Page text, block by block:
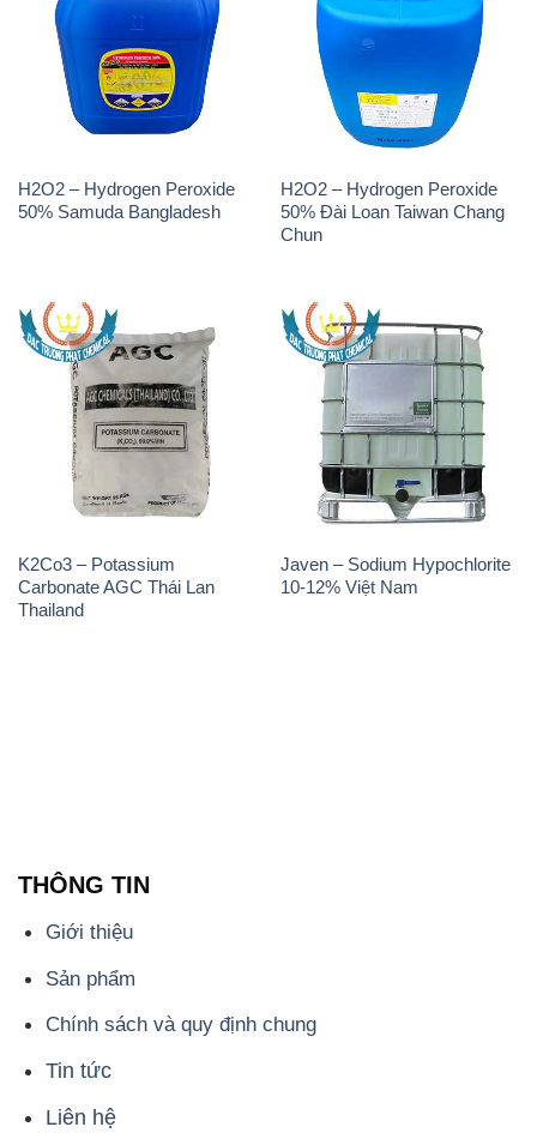
H2O2 – Hydrogen Peroxide
50% Samuda Bangladesh
H2O2 – Hydrogen Peroxide
50% Đài Loan Taiwan Chang
K2Co3 – Potassium
Carbonate AGC Thái Lan
Thailand
Javen – Sodium Hypochlorite
10-12% Việt Nam
Chính sách và quy định chung
Tin tức
Liên hệ
📞
PHÒNG KINH DOANH - CÔNG TY HÓA CHẤT
ĐẮC TRƯỜNG PHÁT